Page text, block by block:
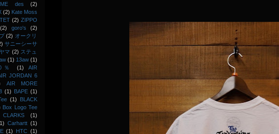
des
(2)
(2) Kate Moss
TET (2) ZIPPO
(2) goro's
(2)
(2) オークリ
サニーシーサ
マ (2) ステュ
(1) 13aw (1)
％ (1)
AIR
JORDAN 6
AIR MORE
(1) BAPE (1)
(1)
BLACK
Box Logo Tee
CLARKS
(1)
Carhartt (1)
(1) HTC (1)